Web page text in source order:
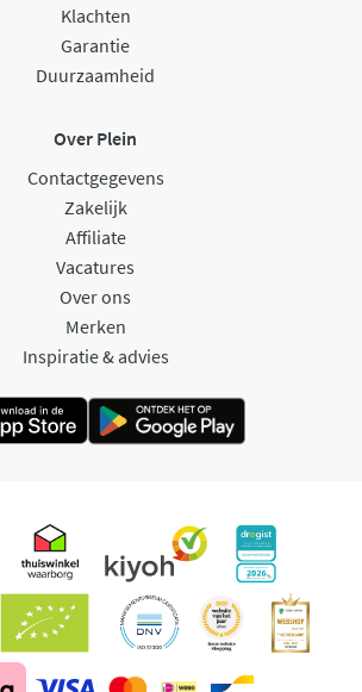
Klachten
Garantie
Duurzaamheid
Over Plein
Contactgegevens
Zakelijk
Affiliate
Vacatures
Over ons
Merken
Inspiratie & advies